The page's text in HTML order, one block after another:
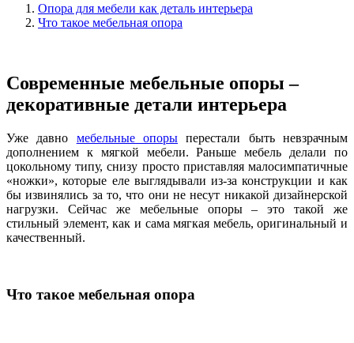
Опора для мебели как деталь интерьера
Что такое мебельная опора
Современные мебельные опоры –
декоративные детали интерьера
Уже давно мебельные опоры перестали быть невзрачным
дополнением к мягкой мебели. Раньше мебель делали по
цокольному типу, снизу просто приставляя малосимпатичные
«ножки», которые еле выглядывали из-за конструкции и как
бы извинялись за то, что они не несут никакой дизайнерской
нагрузки. Сейчас же мебельные опоры – это такой же
стильный элемент, как и сама мягкая мебель, оригинальный и
качественный.
Что такое мебельная опора